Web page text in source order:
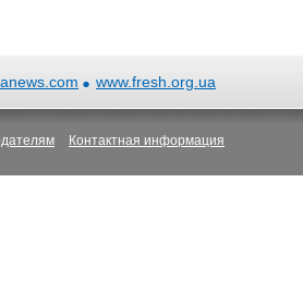
www.fresh.org.ua
Контактная информация